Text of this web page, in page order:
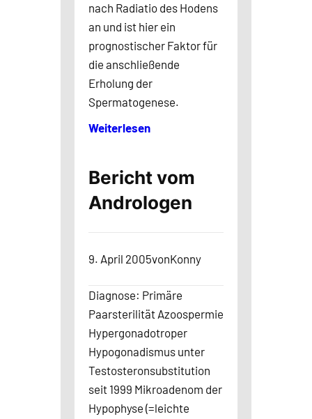
nach Radiatio des Hodens
an und ist hier ein
prognostischer Faktor für
die anschließende
Erholung der
Spermatogenese.
Weiterlesen
Bericht vom
Andrologen
9. April 2005vonKonny
Diagnose: Primäre
Paarsterilität Azoospermie
Hypergonadotroper
Hypogonadismus unter
Testosteronsubstitution
seit 1999 Mikroadenom der
Hypophyse (=leichte